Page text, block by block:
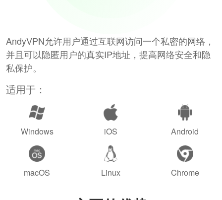
AndyVPN允许用户通过互联网访问一个私密的网络，
并且可以隐匿用户的真实IP地址，提高网络安全和隐
私保护。
适用于：
Windows iOS Android
macOS Linux Chrome